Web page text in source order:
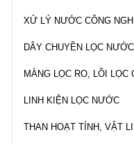
XỬ LÝ NƯỚC CÔNG
DÂY CHUYỀN LỌC
MÀNG LỌC RO, LÕI LỌC
LINH KIỆN LỌC NƯỚC
THAN HOẠT TÍNH, VẬT